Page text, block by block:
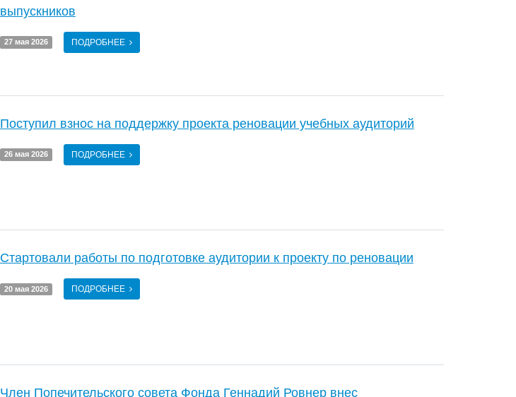
выпускников
27 мая 2026 ПОДРОБНЕЕ
Поступил взнос на поддержку проекта реновации учебных аудиторий
26 мая 2026 ПОДРОБНЕЕ
Стартовали работы по подготовке аудитории к проекту по реновации
20 мая 2026 ПОДРОБНЕЕ
Член Попечительского совета Фонда Геннадий Ровнер внес